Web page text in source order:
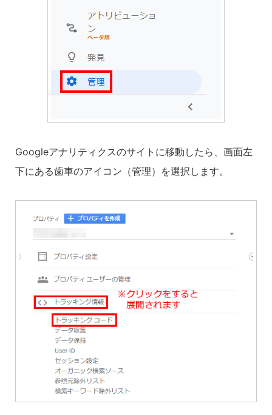
Googleアナリティクスのサイトに移動したら、画面左
下にある歯車のアイコン（管理）を選択します。